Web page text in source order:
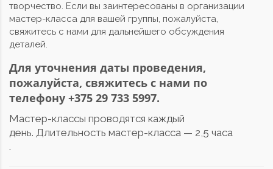
творчество. Если вы заинтересованы в организации
мастер-класса для вашей группы, пожалуйста,
свяжитесь с нами для дальнейшего обсуждения
деталей.
Для уточнения даты проведения,
пожалуйста, свяжитесь с нами по
телефону +375 29 733 5997.
Мастер-классы проводятся каждый
день. Длительность мастер-класса — 2,5 часа
.